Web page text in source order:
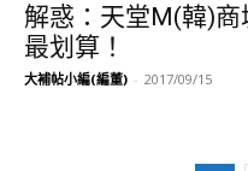
解惑：天堂M(韓)
最划算！
大補帖小編(編董) - 2017/09/15